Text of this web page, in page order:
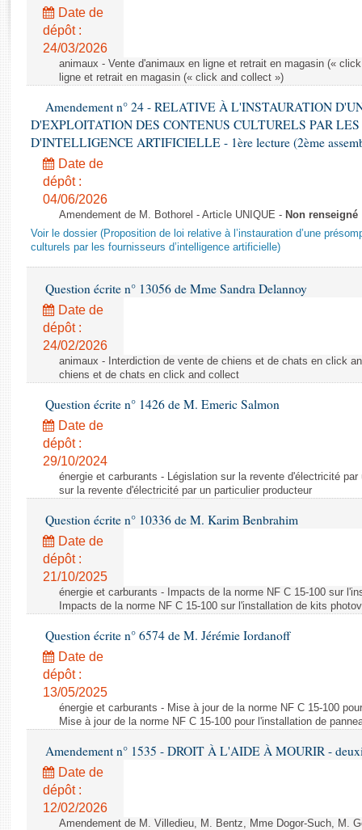
Rapports législatifs
Rapports sur l'application des lois
Baromètre de l’application des lois
Dossiers législatifs
Budget et sécurité sociale
Questions écrites et orales
Comptes rendus des débats
Date de
dépôt :
24/03/2026
animaux - Vente d'animaux en ligne et retrait en magasin («
ligne et retrait en magasin (« click and collect »)
Amendement n° 24 - RELATIVE À L'INSTAURATION
D'EXPLOITATION DES CONTENUS CULTURELS PAR LES
D'INTELLIGENCE ARTIFICIELLE - 1ère lecture (2ème
Date de
dépôt :
04/06/2026
Amendement de M. Bothorel - Article UNIQUE - Non renseigné
Voir le dossier (Proposition de loi relative à l’instauration d’une
culturels par les fournisseurs d’intelligence artificielle)
Question écrite n° 13056 de Mme Sandra Delannoy
Date de
dépôt :
24/02/2026
animaux - Interdiction de vente de chiens et de chats en click
chiens et de chats en click and collect
Question écrite n° 1426 de M. Emeric Salmon
Date de
dépôt :
29/10/2024
énergie et carburants - Législation sur la revente d'électricité
sur la revente d'électricité par un particulier producteur
Question écrite n° 10336 de M. Karim Benbrahim
Date de
dépôt :
21/10/2025
énergie et carburants - Impacts de la norme NF C 15-100 sur
Impacts de la norme NF C 15-100 sur l'installation de kits
Question écrite n° 6574 de M. Jérémie Iordanoff
Date de
dépôt :
13/05/2025
énergie et carburants - Mise à jour de la norme NF C 15-100
Mise à jour de la norme NF C 15-100 pour l'installation de
Amendement n° 1535 - DROIT À L'AIDE À MOURIR -
Date de
dépôt :
12/02/2026
Amendement de M. Villedieu, M. Bentz, Mme Dogor-Such, M.